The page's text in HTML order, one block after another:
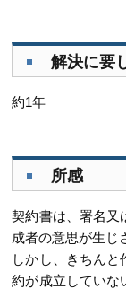
解決に要
約1年
所感
契約書は、署名又
成者の意思が生じ
しかし、きちんと
約が成立していな